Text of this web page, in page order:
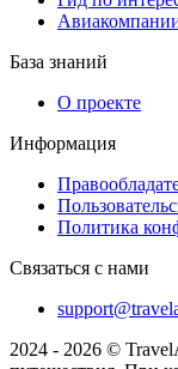
База знаний
О проекте
Информация
Политика
Связаться с нами
2024 - 2026 ©